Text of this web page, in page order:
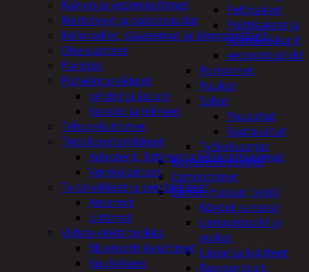
Peltisakset
Pulttisakset ja
voimaleikkurit
vetoniittipihdit
Puristimet
Puukot
Sahat
Puusahat
Rautasahat
Työkalusarjat
Korjaamotyökalut
Lämmittimet
Liimat, massat, teipit
Köydet ja narut
Liimapistoolit ja
puikot
Liimat ja lukitteet
Rasvaprässit,
Kahvin ja vedenkeittimet
Keittolevyt ja paistoraudat
Kelloradiot, sääasemat ja lämpömittarit
Oheislaitteet
Paristot
Puhelintarvikkeet
Johdot ja laturit
Kotelot ja telineet
Tehosekoittimet
Tietokonetarvikkeet
Adapterit, liittimet ja telakointiasemat
Verkkolaitteet
Tv-tarvikkeet ja seinätelineet
Antennit
Liittimet
Viihde-elektroniikka
Bluetooth kaiuttimet
Kuulokkeet